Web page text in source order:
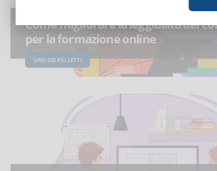
Come migliorare la leggibilità dei
per la formazione online
UNO DEI PIÙ LETTI